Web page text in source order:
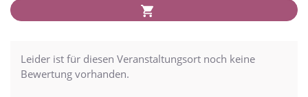
Leider ist für diesen Veranstaltungsort noch keine
Bewertung vorhanden.